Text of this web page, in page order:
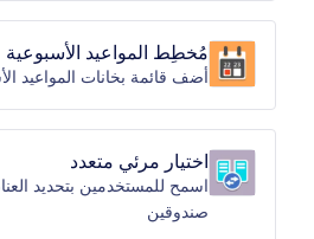
مُخطِط المواعيد الأسبوعية
أضف قائمة بخانات المواعيد
اختيار مرئي متعدد
اسمح للمستخدمين بتحديد
صندوقين